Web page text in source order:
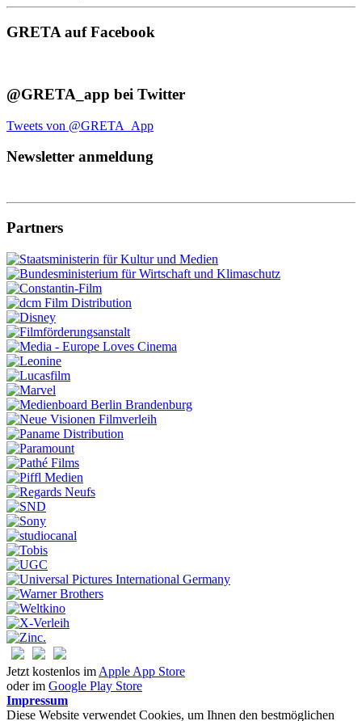
GRETA auf Facebook
@GRETA_app bei Twitter
Tweets von @GRETA_App
Newsletter anmeldung
Partners
Jetzt kostenlos im Apple App Store
oder im Google Play Store
Impressum
Diese Website verwendet Cookies, um Ihnen den bestmöglichen